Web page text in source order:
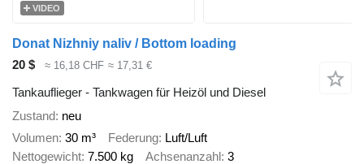
VIDEO
Donat Nizhniy naliv / Bottom loading
20 $
≈ 16,18 CHF ≈ 17,31 €
Tankauflieger - Tankwagen für Heizöl und Diesel
Zustand neu
Volumen 30 m³ Federung Luft/Luft
Nettogewicht 7.500 kg Achsenanzahl 3